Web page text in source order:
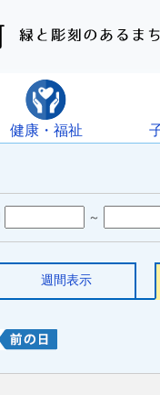
健康・福祉
～
週間表示